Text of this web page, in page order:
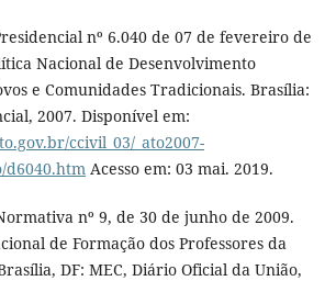
nº 6.040 de 07 de fevereiro de
Nacional de Desenvolvimento
e Comunidades Tradicionais. Brasília:
2007. Disponível em:
ccivil_03/_ato2007-
d6040.htmAcesso em: 03 mai. 2019.
nº 9, de 30 de junho de 2009.
de Formação dos Professores da
DF: MEC, Diário Oficial da União,